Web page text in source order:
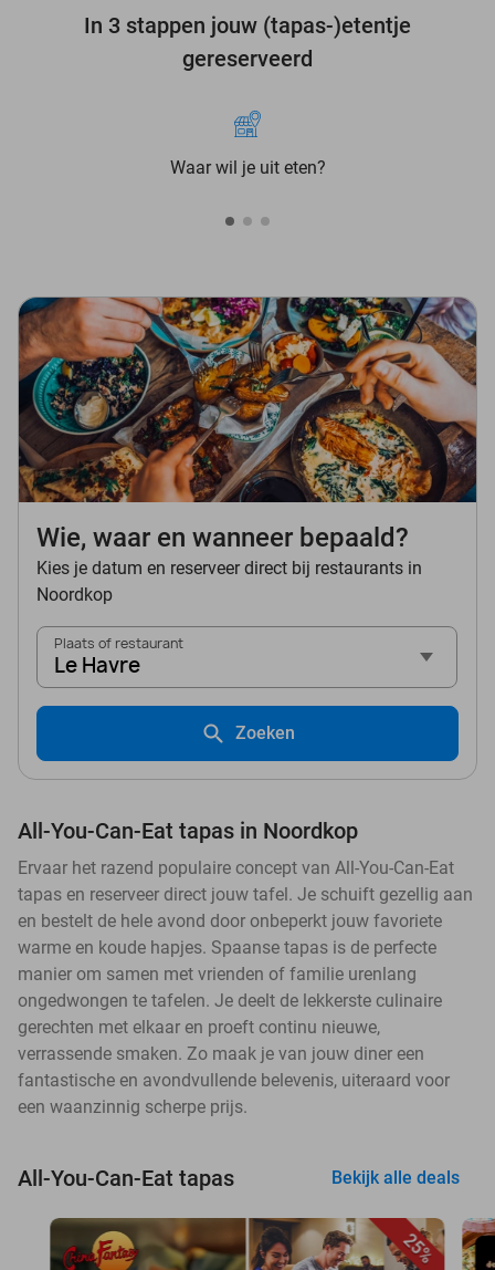
In 3 stappen jouw (tapas-)etentje
gereserveerd
Waar wil je uit eten?
Wie, waar en wanneer bepaald?
Kies je datum en reserveer direct bij restaurants in
Noordkop
Plaats of restaurant
Le Havre
Zoeken
All-You-Can-Eat tapas in Noordkop
Ervaar het razend populaire concept van All-You-Can-Eat
tapas en reserveer direct jouw tafel. Je schuift gezellig aan
en bestelt de hele avond door onbeperkt jouw favoriete
warme en koude hapjes. Spaanse tapas is de perfecte
manier om samen met vrienden of familie urenlang
ongedwongen te tafelen. Je deelt de lekkerste culinaire
gerechten met elkaar en proeft continu nieuwe,
verrassende smaken. Zo maak je van jouw diner een
fantastische en avondvullende belevenis, uiteraard voor
een waanzinnig scherpe prijs.
All-You-Can-Eat tapas Bekijk alle deals
25%